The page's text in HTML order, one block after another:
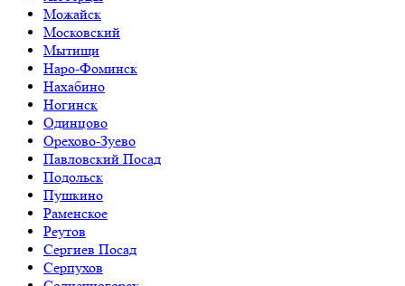
Можайск
Московский
Мытищи
Наро-Фоминск
Нахабино
Ногинск
Одинцово
Орехово-Зуево
Павловский Посад
Подольск
Пушкино
Раменское
Реутов
Сергиев Посад
Серпухов